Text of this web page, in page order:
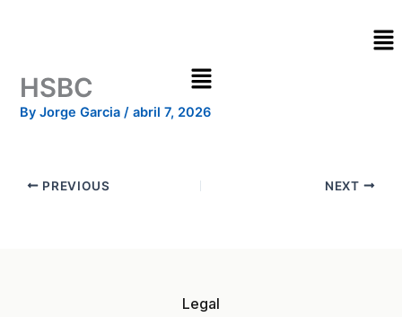
HSBC
ByJorge Garcia/abril 7, 2026
PREVIOUS NEXT
Legal